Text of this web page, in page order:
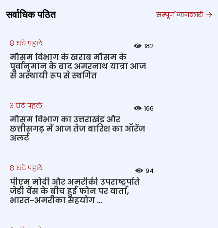
सर्वाधिक पठित सम्पूर्ण जानकारी
8 घंटे पहले 182
मौसम विभाग के खराब मौसम के
पूर्वानुमान के बाद अमरनाथ यात्रा आज
से अस्थायी रूप से स्थगित
3 घंटे पहले 166
मौसम विभाग का उत्तराखंड और
छत्तीसगढ़ में आज तेज बारिश का ऑरेंज
अलर्ट
8 घंटे पहले 94
पीएम मोदी और अमरीकी उपराष्ट्रपति
जेडी वेंस के बीच हुई फोन पर वार्ता,
भारत-अमरीका सहयोग ...